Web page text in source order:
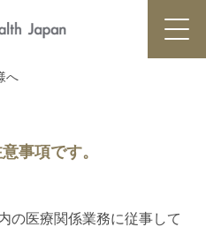
へ
事項です。
の医療関係業務に従事して